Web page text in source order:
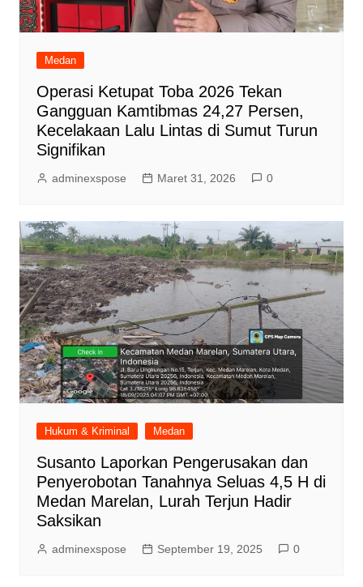
Medan
Operasi Ketupat Toba 2026 Tekan
Gangguan Kamtibmas 24,27 Persen,
Kecelakaan Lalu Lintas di Sumut Turun
Signifikan
adminexspose Maret 31, 2026 0
Hukum & Kriminal Medan
Susanto Laporkan Pengerusakan dan
Penyerobotan Tanahnya Seluas 4,5 H di
Medan Marelan, Lurah Terjun Hadir
Saksikan
adminexspose September 19, 2025 0